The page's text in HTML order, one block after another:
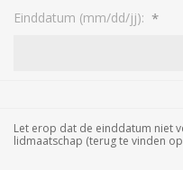
Einddatum (mm/dd/jj): *
Let erop dat de einddatum niet
lidmaatschap (terug te vinden op